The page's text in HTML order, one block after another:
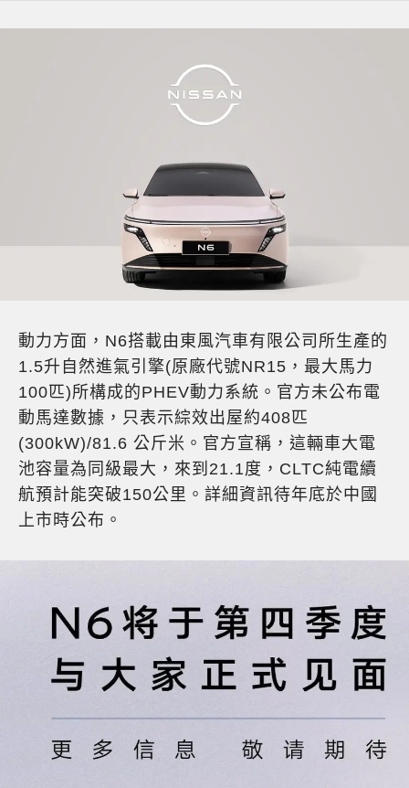
動力方面，N6搭載由東風汽車有限公司所生產的
1.5升自然進氣引擎(原廠代號NR15，最大馬力
100匹)所構成的PHEV動力系統。官方未公布電
動馬達數據，只表示綜效出屋約408匹
(300kW)/81.6 公斤米。官方宣稱，這輛車大電
池容量為同級最大，來到21.1度，CLTC純電續
航預計能突破150公里。詳細資訊待年底於中國
上市時公布。